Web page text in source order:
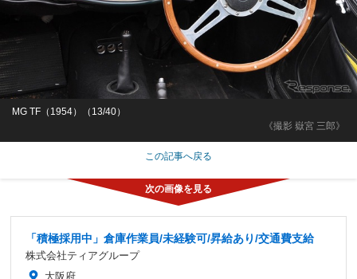
《撮影 嶽宮 三郎》
MG TF（1954）（13/40）
この記事へ戻る
「積極採用中」倉庫作業員/未経験可/昇給あり/交通費支給
株式会社ティアグループ
大阪府